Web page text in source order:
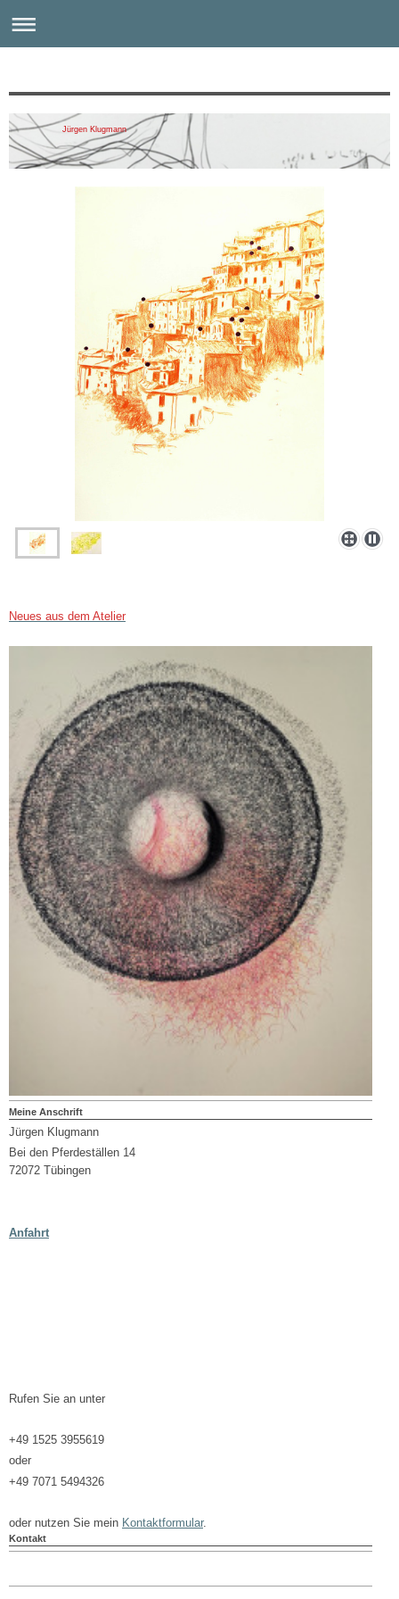
Jürgen Klugmann
Neues aus dem Atelier
Meine Anschrift
Jürgen Klugmann
Bei den Pferdeställen 14
72072 Tübingen
Anfahrt
Rufen Sie an unter
+49 1525 3955619
oder
+49 7071 5494326
oder nutzen Sie mein Kontaktformular.
Kontakt